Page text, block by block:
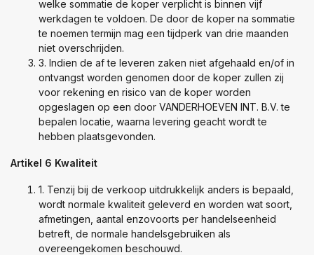
welke sommatie de koper verplicht is binnen vijf
werkdagen te voldoen. De door de koper na sommatie
te noemen termijn mag een tijdperk van drie maanden
niet overschrijden.
3. Indien de af te leveren zaken niet afgehaald en/of in
ontvangst worden genomen door de koper zullen zij
voor rekening en risico van de koper worden
opgeslagen op een door VANDERHOEVEN INT. B.V. te
bepalen locatie, waarna levering geacht wordt te
hebben plaatsgevonden.
Artikel 6 Kwaliteit
1. Tenzij bij de verkoop uitdrukkelijk anders is bepaald,
wordt normale kwaliteit geleverd en worden wat soort,
afmetingen, aantal enzovoorts per handelseenheid
betreft, de normale handelsgebruiken als
overeengekomen beschouwd.